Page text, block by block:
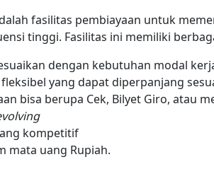
fasilitas pembiayaan untuk
tinggi. Fasilitas ini memiliki
dengan kebutuhan modal
yang dapat diperpanjang
bisa berupa Cek, Bilyet Giro, atau
kompetitif
mata uang Rupiah.